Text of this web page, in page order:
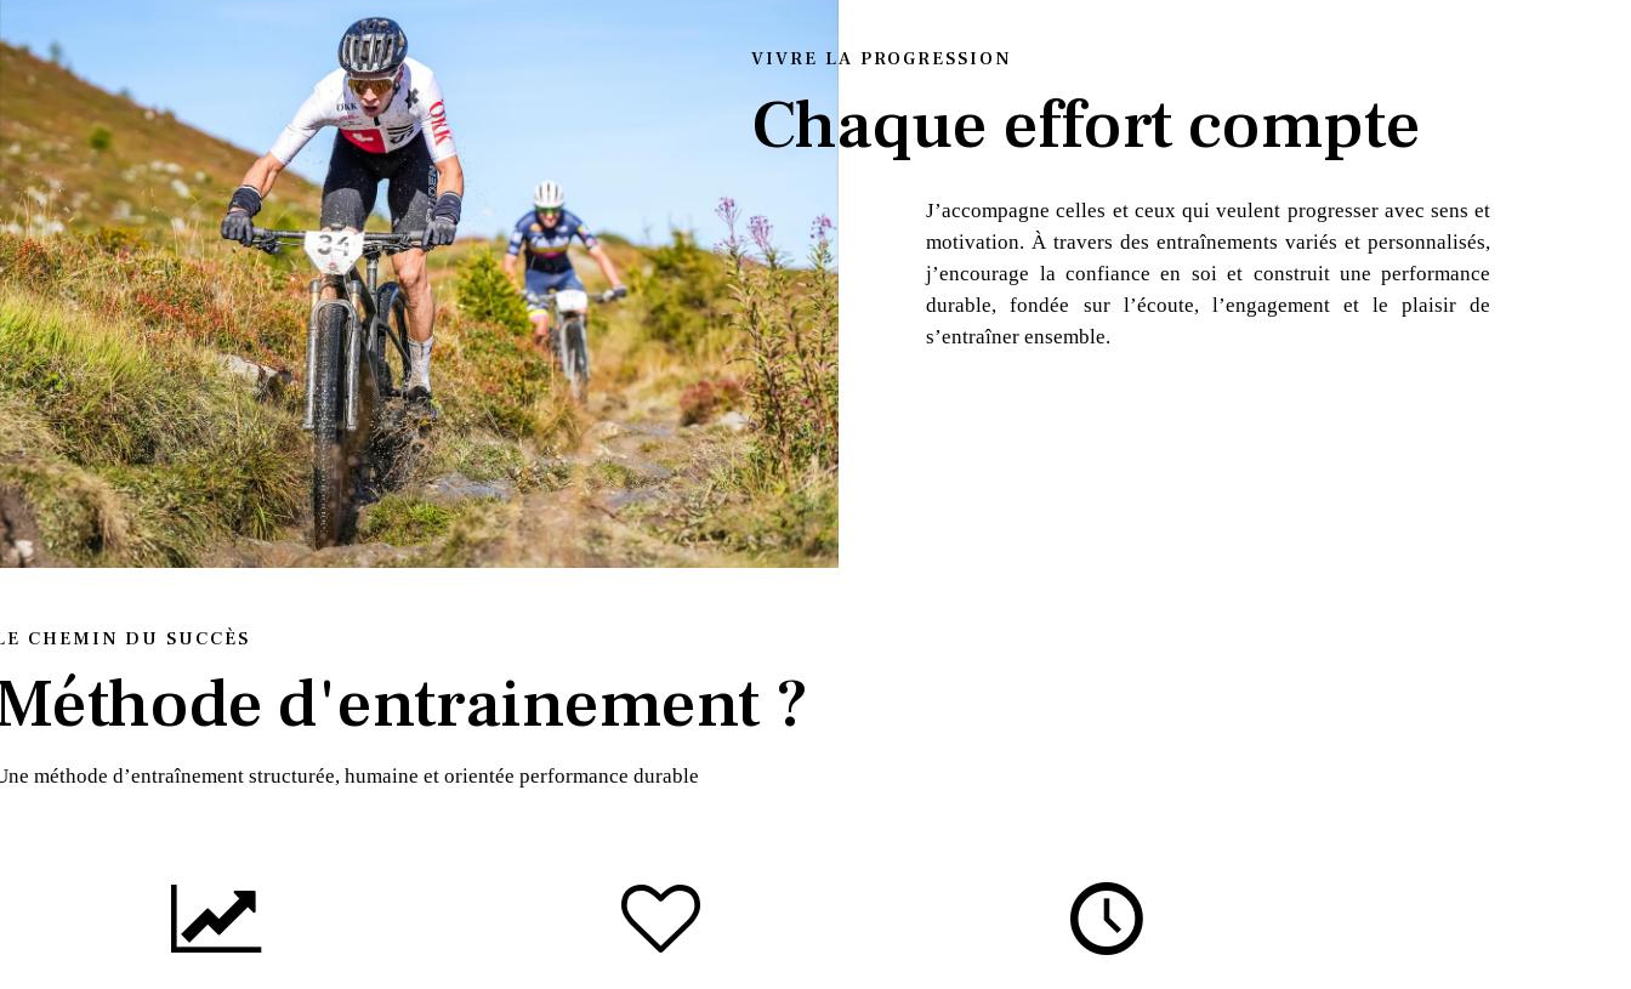
VIVRE LA PROGRESSION
Chaque effort compte
J’accompagne celles et ceux qui veulent progresser avec sens et
motivation. À travers des entraînements variés et personnalisés,
j’encourage la confiance en soi et construit une performance
durable, fondée sur l’écoute, l’engagement et le plaisir de
s’entraîner ensemble.
CHEMIN DU SUCCÈS
d'entrainement ?
méthode d’entraînement structurée, humaine et orientée performance durable